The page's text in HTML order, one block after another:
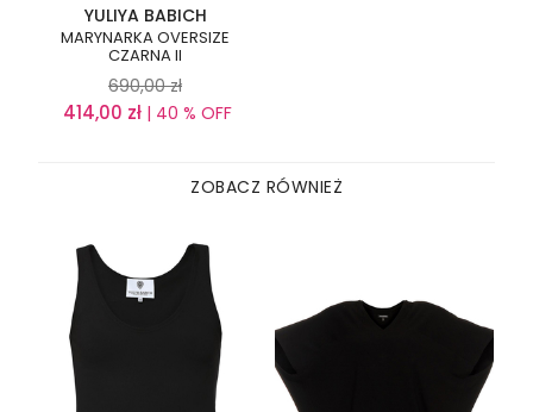
YULIYA BABICH
MARYNARKA OVERSIZE
CZARNA II
690,00 zł
414,00 zł| 40 % OFF
ZOBACZ RÓWNIEŻ